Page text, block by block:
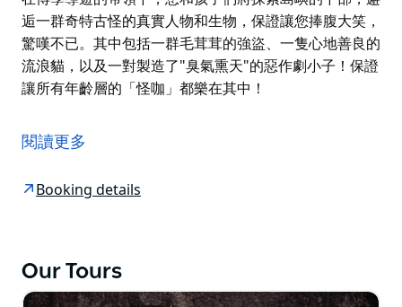
逅一群奇特古怪的真實人物和生物，保證讓您捧腹大笑，
驚嘆不已。其中包括一群毛茸茸的強盜、一隻心地善良的
流浪貓，以及一對製造了"臭氣熏天"的惡作劇小子！保證
讓所有年齡層的「怪咖」都樂在其中！
就來鸚鵡島參加他們新推出的「奇趣故事家庭之旅」吧！
逅一群奇特古怪的真實人物和生物，保證讓您捧腹大笑，
閱讀更多
Booking details
Our Tours